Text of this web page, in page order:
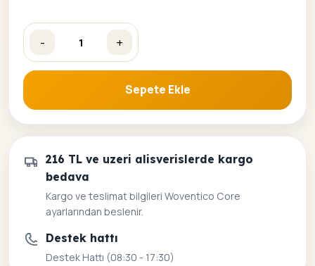
-
Göldeki Kartal Sayılarla Boyama Seti adet
+
Sepete Ekle
216 TL ve uzeri alisverislerde kargo
bedava
Kargo ve teslimat bilgileri Woventico Core
ayarlarından beslenir.
Destek hattı
Destek Hattı (08:30 - 17:30)